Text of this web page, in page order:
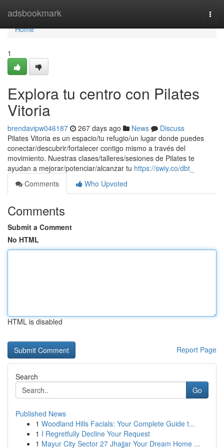
adsbookmark
Home
Home
1
Explora tu centro con Pilates
Vitoria
brendavipw046187 267 days ago News
Discuss
Pilates Vitoria es un espacio/tu refugio/un lugar donde puedes
conectar/descubrir/fortalecer contigo mismo a través del
movimiento. Nuestras clases/talleres/sesiones de Pilates te
ayudan a mejorar/potenciar/alcanzar tu https://swiy.co/dbt_
Comments
Who Upvoted
Comments
Submit a Comment
No HTML
HTML is disabled
Report Page
Search
Go
Published News
1 Woodland Hills Facials: Your Complete Guide t...
1 I Regretfully Decline Your Request
1 Mayur City Sector 27 Jhajjar Your Dream Home ...